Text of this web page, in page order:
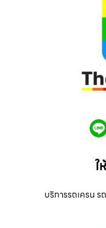
ใ
บริการรถเครน